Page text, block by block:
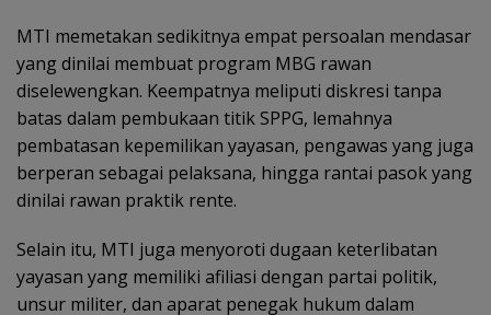
MTI memetakan sedikitnya empat persoalan mendasar
yang dinilai membuat program MBG rawan
diselewengkan. Keempatnya meliputi diskresi tanpa
batas dalam pembukaan titik SPPG, lemahnya
pembatasan kepemilikan yayasan, pengawas yang juga
berperan sebagai pelaksana, hingga rantai pasok yang
dinilai rawan praktik rente.
Selain itu, MTI juga menyoroti dugaan keterlibatan
yayasan yang memiliki afiliasi dengan partai politik,
unsur militer, dan aparat penegak hukum dalam